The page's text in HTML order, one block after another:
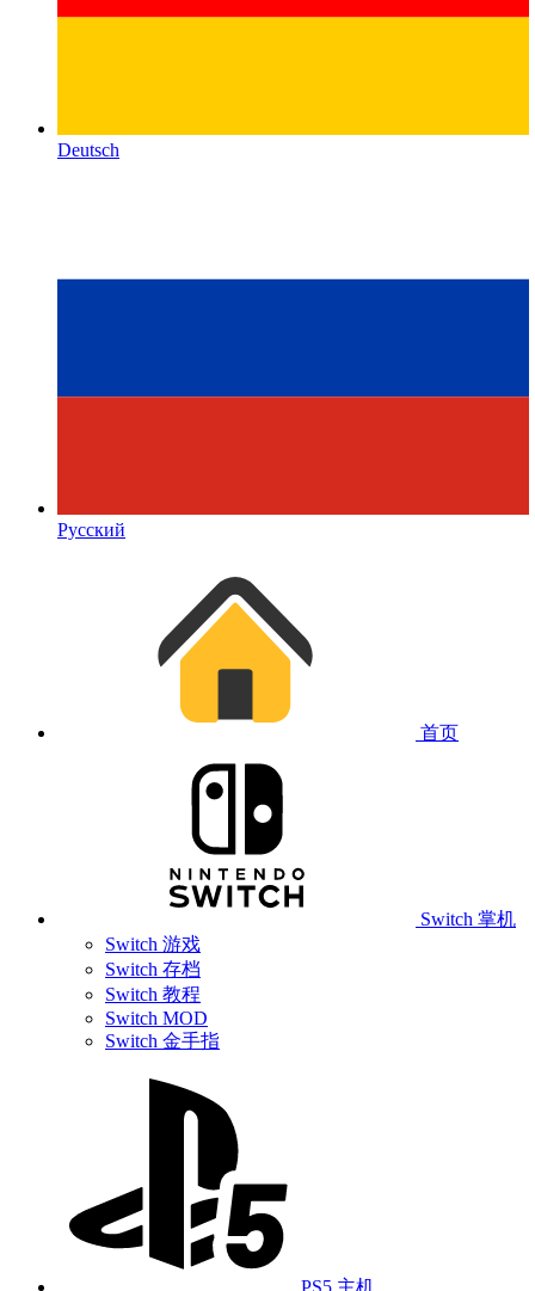
Deutsch
Русский
首页
Switch 掌机
Switch 游戏
Switch 存档
Switch 教程
Switch MOD
Switch 金手指